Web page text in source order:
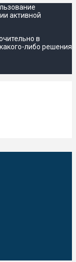
активной
в
либо решения